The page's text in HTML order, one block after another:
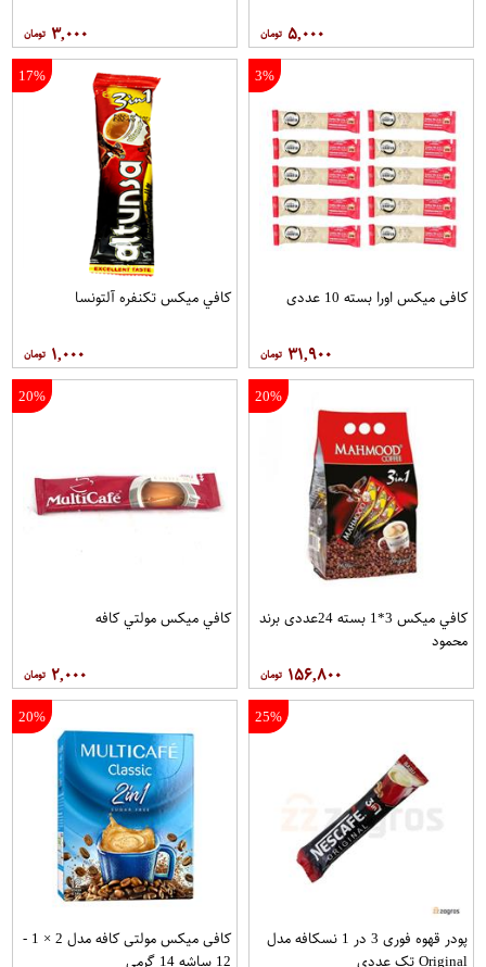
۵,۰۰۰ ۳,۰۰۰
3%
کافی میکس اورا بسته 10 عددی
۳۱,۹۰۰
17%
کافي ميکس تکنفره آلتونسا
۱,۰۰۰
20%
کافي ميکس 3*1 بسته 24عددی برند
محمود
۱۵۶,۸۰۰
20%
کافي ميکس مولتي کافه
۲,۰۰۰
25%
پودر قهوه فوری 3 در 1 نسکافه مدل
Original تک عددی
20%
کافی میکس مولتی کافه مدل 2 × 1 -
12 ساشه 14 گرمی